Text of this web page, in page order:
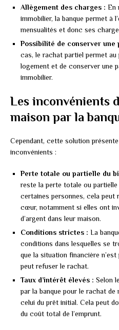
Allègement des charges : En
immobilier, la banque permet à
mensualités et donc ses
Possibilité de conserver une
cas, le rachat partiel permet
logement et de conserver une
immobilier.
Les inconvénients
maison par la
Cependant, cette solution
inconvénients :
Perte totale ou partielle du
reste la perte totale ou partielle
certaines personnes, cela peut
cœur, notamment si elles ont
d’argent dans leur maison.
Conditions strictes : La
conditions dans lesquelles se
que la situation financière
peut refuser le rachat.
Taux d’intérêt élevés : Selon
par la banque pour le rachat de
celui du prêt initial. Cela peut
du coût total de l’emprunt.